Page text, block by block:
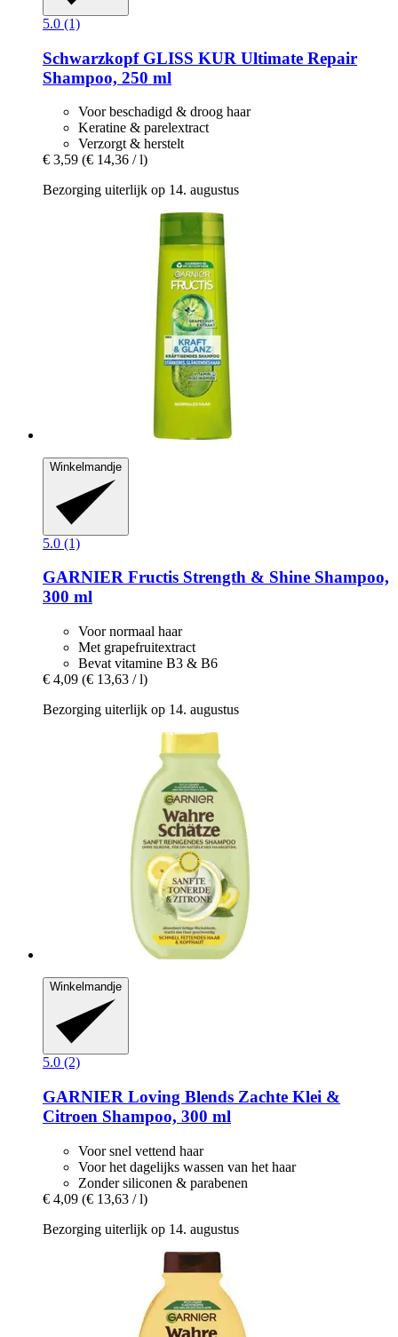
5.0 (1)
SchwarzkopfGLISS KUR Ultimate Repair
Shampoo, 250 ml
Voor beschadigd & droog haar
Keratine & parelextract
Verzorgt & herstelt
€ 3,59 (€ 14,36 / l)
Bezorging uiterlijk op 14. augustus
Winkelmandje
5.0 (1)
GARNIER Fructis Strength & Shine Shampoo,
300 ml
Voor normaal haar
Met grapefruitextract
Bevat vitamine B3 & B6
€ 4,09 (€ 13,63 / l)
Bezorging uiterlijk op 14. augustus
Winkelmandje
5.0 (2)
GARNIER Loving Blends Zachte Klei &
Citroen Shampoo, 300 ml
Voor snel vettend haar
Voor het dagelijks wassen van het haar
Zonder siliconen & parabenen
€ 4,09 (€ 13,63 / l)
Bezorging uiterlijk op 14. augustus